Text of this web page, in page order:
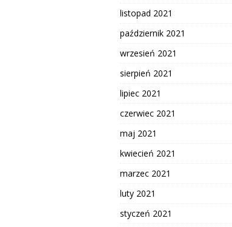
listopad 2021
październik 2021
wrzesień 2021
sierpień 2021
lipiec 2021
czerwiec 2021
maj 2021
kwiecień 2021
marzec 2021
luty 2021
styczeń 2021